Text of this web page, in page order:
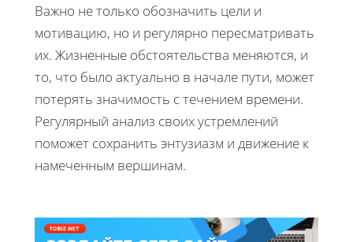
Важно не только обозначить цели и
мотивацию, но и регулярно пересматривать
их. Жизненные обстоятельства меняются, и
то, что было актуально в начале пути, может
потерять значимость с течением времени.
Регулярный анализ своих устремлений
поможет сохранить энтузиазм и движение к
намеченным вершинам.